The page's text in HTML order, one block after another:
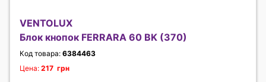
VENTOLUX
Блок кнопок FERRARA 60 BK (370)
Код товара: 6384463
Цена: 217 грн